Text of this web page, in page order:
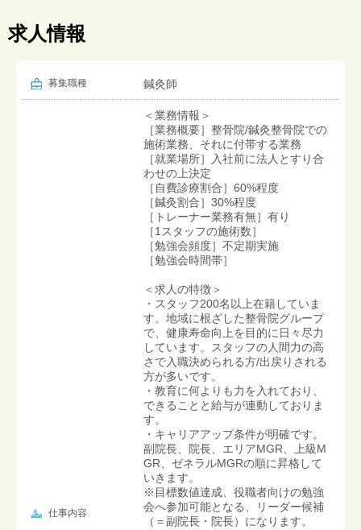
求人情報
募集職種 鍼灸師
仕事内容
＜業務情報＞
［業務概要］整骨院/鍼灸整骨院での
施術業務、それに付帯する業務
［就業場所］入社前に法人とすり合
わせの上決定
［自費診療割合］60%程度
［鍼灸割合］30%程度
［トレーナー業務有無］有り
［1スタッフの施術数］
［勉強会頻度］不定期実施
［勉強会時間帯］
＜求人の特徴＞
・スタッフ200名以上在籍していま
す。地域に根ざした整骨院グループ
で、健康寿命向上を目的に日々尽力
しています。スタッフの人間力の高
さで入職決められる方/出戻りされる
方が多いです。
・教育に何よりも力を入れており、
できることと給与が連動しておりま
す。
・キャリアアップ条件が明確です。
副院長、院長、エリアMGR、上級M
GR、ゼネラルMGRの順に昇格して
いきます。
※目標数値達成、役職者向けの勉強
会へ参加可能となる、リーダー候補
（＝副院長・院長）になります。